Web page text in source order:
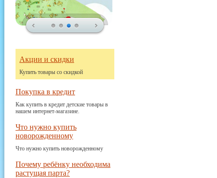
Акции и скидки
Купить товары со скидкой
Покупка в кредит
Как купить в кредит детские товары в
нашем интернет-магазине.
Что нужно купить
новорожденному
Что нужно купить новорожденному
Почему ребёнку необходима
растущая парта?